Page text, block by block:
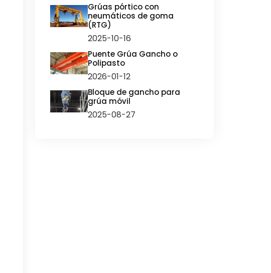
Grúas pórtico con
neumáticos de goma
(RTG)
2025-10-16
Puente Grúa Gancho o
Polipasto
2026-01-12
Bloque de gancho para
grúa móvil
2025-08-27